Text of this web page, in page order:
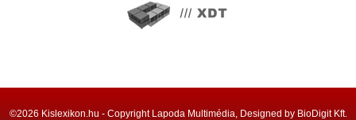
©2026 Kislexikon.hu - Copyright Lapoda Multimédia, Designed by BioDigit Kft.